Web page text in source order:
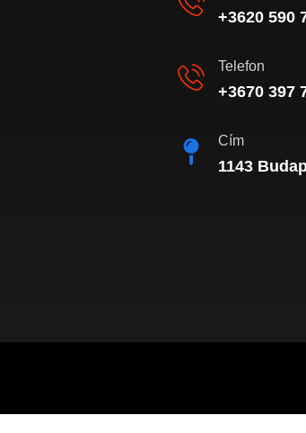
+3620 590
Telefon
+3670 397
Cím
1143